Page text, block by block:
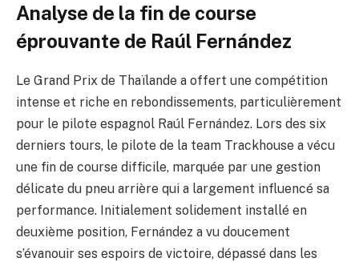
Analyse de la fin de course
éprouvante de Raúl Fernández
Le Grand Prix de Thaïlande a offert une compétition
intense et riche en rebondissements, particulièrement
pour le pilote espagnol Raúl Fernández. Lors des six
derniers tours, le pilote de la team Trackhouse a vécu
une fin de course difficile, marquée par une gestion
délicate du pneu arrière qui a largement influencé sa
performance. Initialement solidement installé en
deuxième position, Fernández a vu doucement
s’évanouir ses espoirs de victoire, dépassé dans les